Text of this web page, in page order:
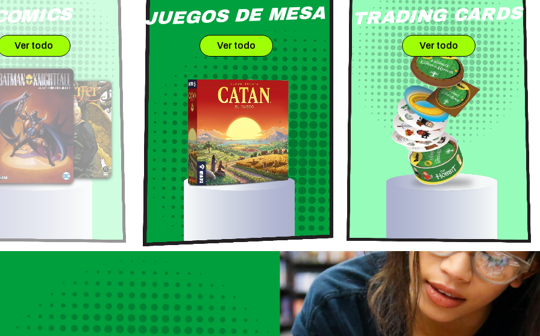
Ver todo
JUEGOS DE MESA
Ver todo
TRADING CARDS
Ver todo